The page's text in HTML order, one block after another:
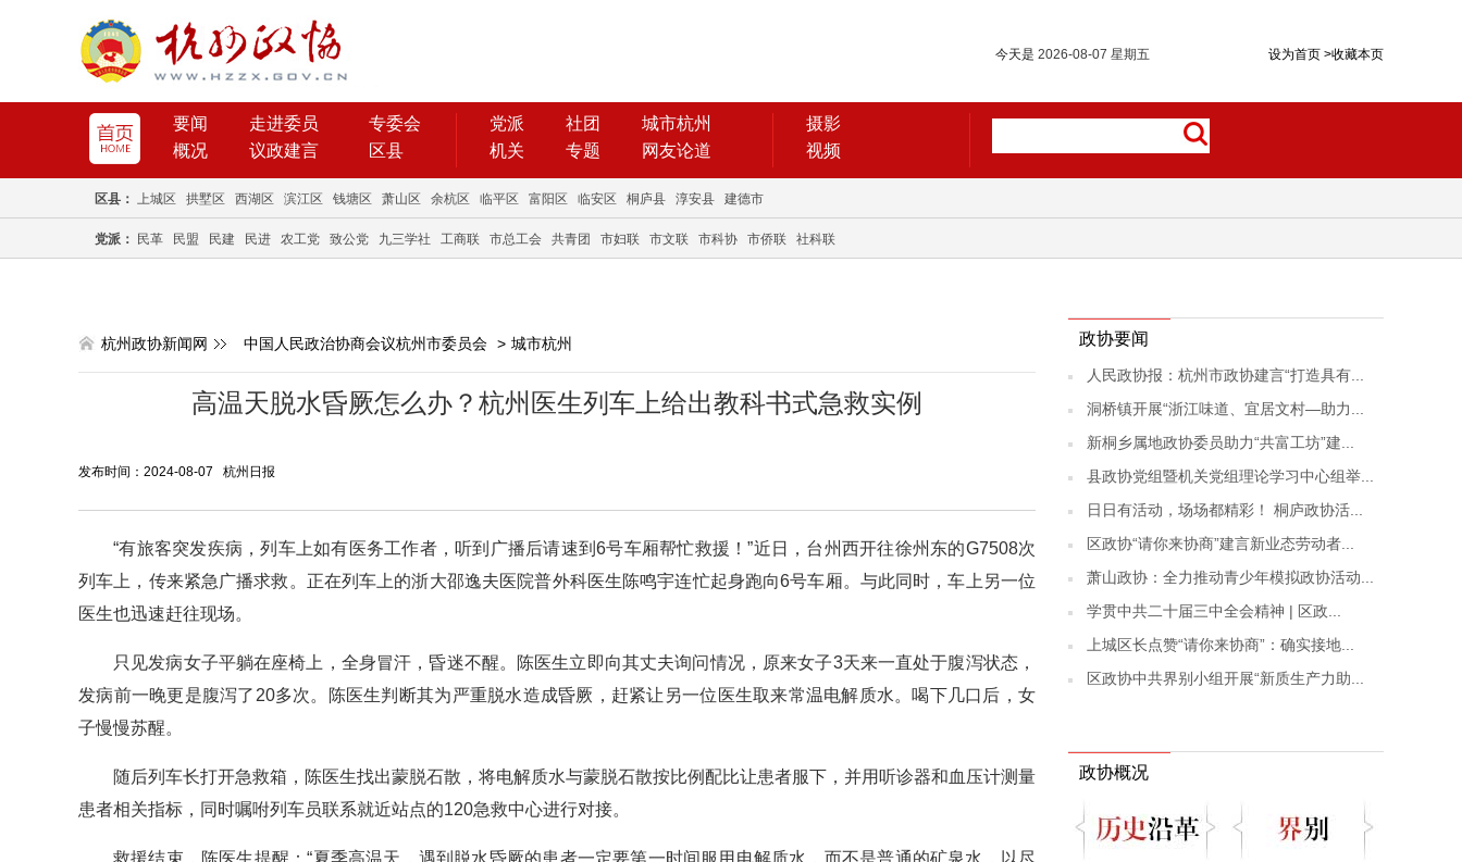
设为首页 >收藏本页
今天是 2026-08-07 星期五
要闻 走进委员
专委会
概况
议政建言 区县
党派 社团
城市杭州
机关
专题 网友论道
摄影
视频
区县： 上城区 拱墅区 西湖区 滨江区 钱塘区 萧山区 余杭区 临平区 富阳区 临安区 桐庐县 淳安县 建德市
党派： 民革 民盟 民建 民进 农工党 致公党 九三学社 工商联 市总工会 共青团 市妇联 市文联 市科协 市侨联 社科联
杭州政协新闻网 中国人民政治协商会议杭州市委员会 > 城市杭州
高温天脱水昏厥怎么办？杭州医生列车上给出教科书式急救实例
发布时间：2024-08-07 杭州日报
“有旅客突发疾病，列车上如有医务工作者，听到广播后请速到6号车厢帮忙救援！”近日，台州西开往徐州东的G7508次
列车上，传来紧急广播求救。正在列车上的浙大邵逸夫医院普外科医生陈鸣宇连忙起身跑向6号车厢。与此同时，车上另一位
医生也迅速赶往现场。
只见发病女子平躺在座椅上，全身冒汗，昏迷不醒。陈医生立即向其丈夫询问情况，原来女子3天来一直处于腹泻状态，
发病前一晚更是腹泻了20多次。陈医生判断其为严重脱水造成昏厥，赶紧让另一位医生取来常温电解质水。喝下几口后，女
子慢慢苏醒。
随后列车长打开急救箱，陈医生找出蒙脱石散，将电解质水与蒙脱石散按比例配比让患者服下，并用听诊器和血压计测量
患者相关指标，同时嘱咐列车员联系就近站点的120急救中心进行对接。
政协要闻
人民政协报：杭州市政协建言“打造具有...
洞桥镇开展“浙江味道、宜居文村—助力...
新桐乡属地政协委员助力“共富工坊”建...
县政协党组暨机关党组理论学习中心组举...
日日有活动，场场都精彩！ 桐庐政协活...
区政协“请你来协商”建言新业态劳动者...
萧山政协：全力推动青少年模拟政协活动...
学贯中共二十届三中全会精神 | 区政...
上城区长点赞“请你来协商”：确实接地...
区政协中共界别小组开展“新质生产力助...
政协概况